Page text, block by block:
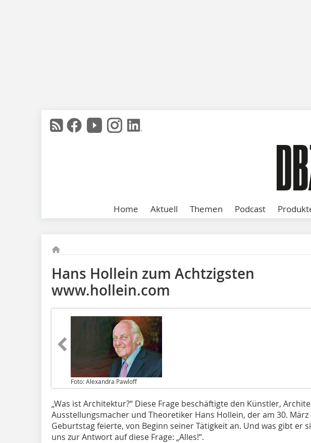
Home Aktuell Themen Podcast
Hans Hollein zum Achtzigsten
www.hollein.com
Foto: Alexandra Pawloff
„Was ist Architektur?“ Diese Frage beschäftigte den Künstler,
Ausstellungsmacher und Theoretiker Hans Hollein, der am 30. März
Geburtstag feierte, von Beginn seiner Tätigkeit an. Und was gibt er
uns zur Antwort auf diese Frage: „Alles!“.